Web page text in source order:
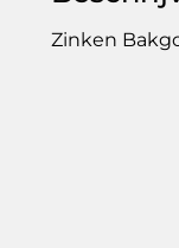
Zinken